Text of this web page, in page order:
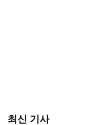
최신 기사